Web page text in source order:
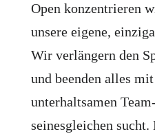
Open konzentrieren
unsere eigene,
Wir verlängern den
und beenden alles
unterhaltsamen
seinesgleichen sucht.